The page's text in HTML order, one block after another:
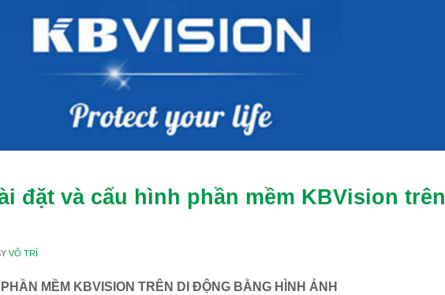
đặt và cấu hình phần mềm KBVision trên
VÕ TRÍ
MỀM KBVISION TRÊN DI ĐỘNG BẰNG HÌNH ẢNH